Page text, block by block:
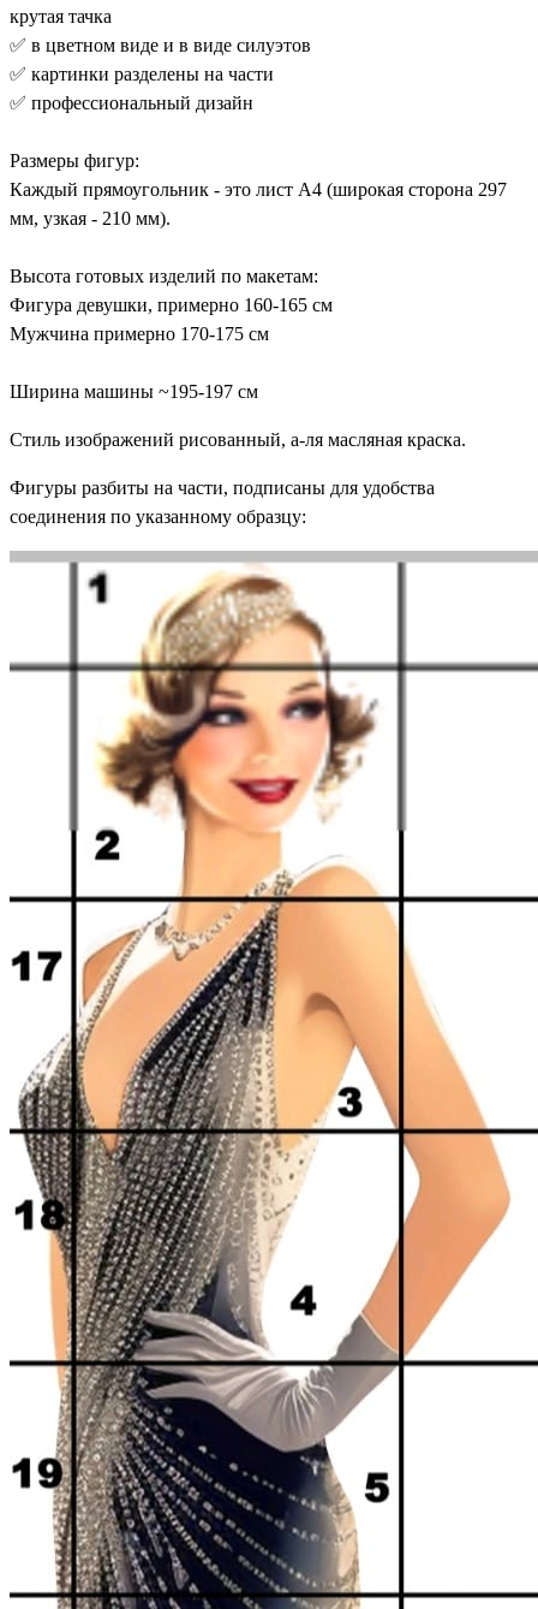
крутая тачка
✅ в цветном виде и в виде силуэтов
✅ картинки разделены на части
✅ профессиональный дизайн
Размеры фигур:
Каждый прямоугольник - это лист А4 (широкая сторона 297
мм, узкая - 210 мм).
Высота готовых изделий по макетам:
Фигура девушки, примерно 160-165 см
Мужчина примерно 170-175 см
Ширина машины ~195-197 см
Стиль изображений рисованный, а-ля масляная краска.
Фигуры разбиты на части, подписаны для удобства
соединения по указанному образцу: